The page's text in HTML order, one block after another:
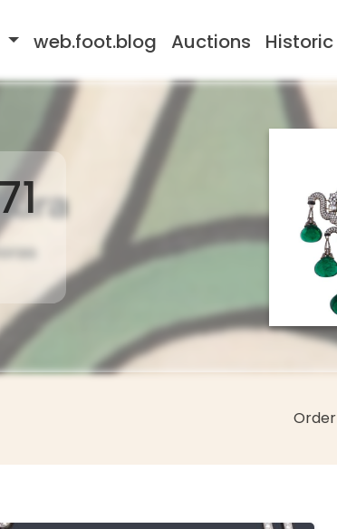
web.foot.blog Auctions Historic
Order